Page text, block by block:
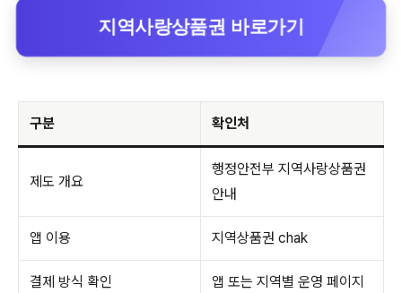
지역사랑상품권 바로가기
구분 확인처
제도 개요
행정안전부 지역사랑상품권
안내
앱 이용 지역상품권 chak
결제 방식 확인 앱 또는 지역별 운영 페이지